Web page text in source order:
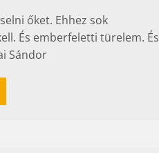
őket. Ehhez sok
És emberfeletti türelem. És
Sándor